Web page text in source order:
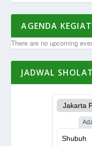
AGENDA
There are no upcoming
JADWAL SHOLAT